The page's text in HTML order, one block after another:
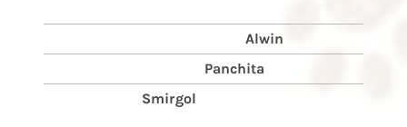
Alwin
Panchita
Smirgol